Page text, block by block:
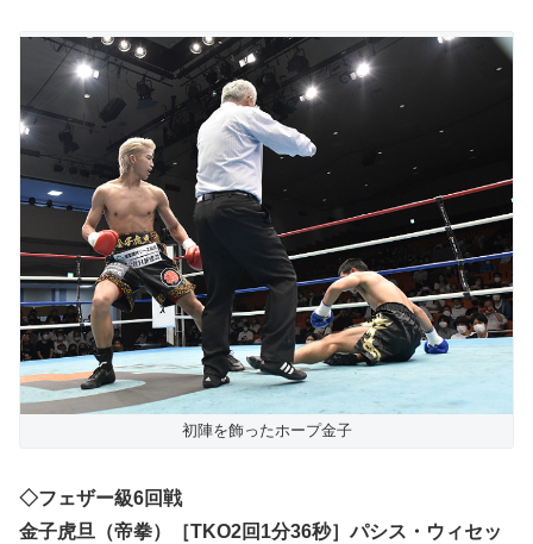
初陣を飾ったホープ金子
◇フェザー級6回戦
金子虎旦（帝拳）［TKO2回1分36秒］パシス・ウィセッ